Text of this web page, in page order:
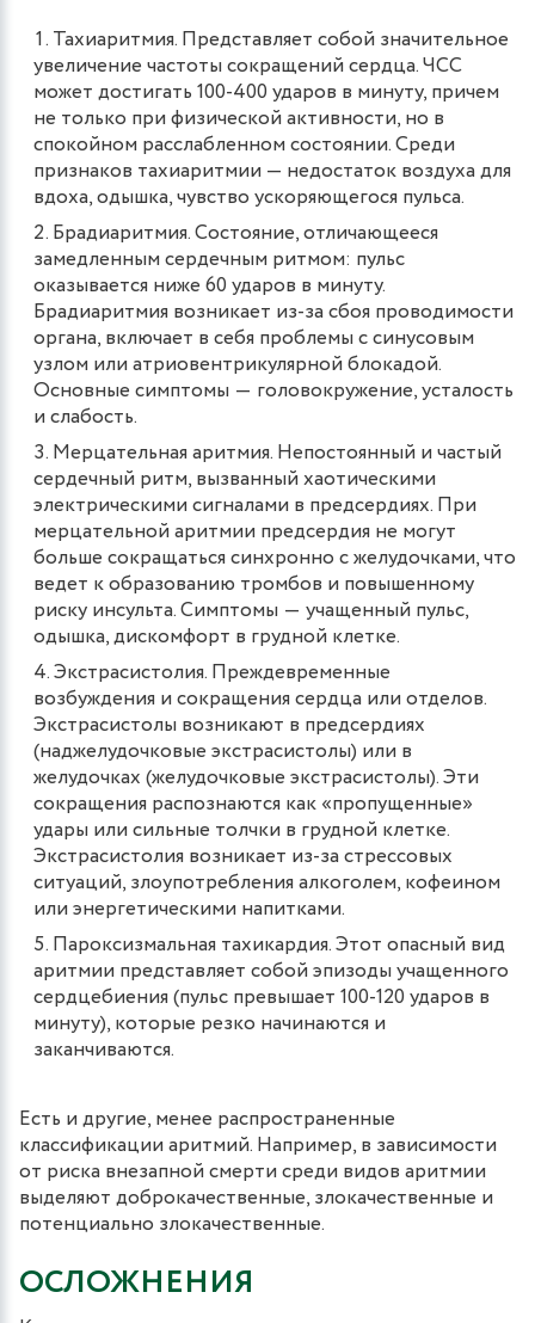
Тахиаритмия. Представляет собой значительное
увеличение частоты сокращений сердца. ЧСС
может достигать 100-400 ударов в минуту, причем
не только при физической активности, но в
спокойном расслабленном состоянии. Среди
признаков тахиаритмии — недостаток воздуха для
вдоха, одышка, чувство ускоряющегося пульса.
Брадиаритмия. Состояние, отличающееся
замедленным сердечным ритмом: пульс
оказывается ниже 60 ударов в минуту.
Брадиаритмия возникает из-за сбоя проводимости
органа, включает в себя проблемы с синусовым
узлом или атриовентрикулярной блокадой.
Основные симптомы ― головокружение, усталость
и слабость.
Мерцательная аритмия. Непостоянный и частый
сердечный ритм, вызванный хаотическими
электрическими сигналами в предсердиях. При
мерцательной аритмии предсердия не могут
больше сокращаться синхронно с желудочками, что
ведет к образованию тромбов и повышенному
риску инсульта. Симптомы ― учащенный пульс,
одышка, дискомфорт в грудной клетке.
Экстрасистолия. Преждевременные
возбуждения и сокращения сердца или отделов.
Экстрасистолы возникают в предсердиях
(наджелудочковые экстрасистолы) или в
желудочках (желудочковые экстрасистолы). Эти
сокращения распознаются как «пропущенные»
удары или сильные толчки в грудной клетке.
Экстрасистолия возникает из-за стрессовых
ситуаций, злоупотребления алкоголем, кофеином
или энергетическими напитками.
Пароксизмальная тахикардия. Этот опасный вид
аритмии представляет собой эпизоды учащенного
сердцебиения (пульс превышает 100-120 ударов в
минуту), которые резко начинаются и
заканчиваются.
Есть и другие, менее распространенные
классификации аритмий. Например, в зависимости
от риска внезапной смерти среди видов аритмии
выделяют доброкачественные, злокачественные и
потенциально злокачественные.
ОСЛОЖНЕНИЯ